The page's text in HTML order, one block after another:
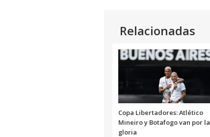
Relacionadas
Copa Libertadores: Atlético
Mineiro y Botafogo van por la
gloria